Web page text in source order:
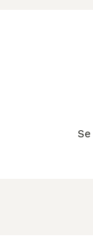
una natura
e curiosità.
colonna
gato munchkin